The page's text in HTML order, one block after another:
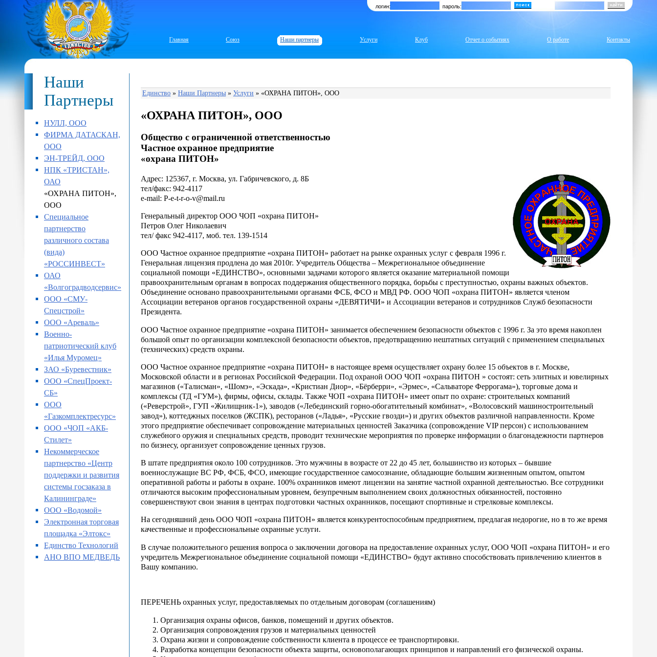
логин: пароль:
Главная Союз Наши партнеры Услуги Клуб Отчет о событиях О работе Контакты
Наши
Партнеры
НУЛЛ, ООО
ФИРМА ДАТАСКАН,
ООО
ЭН-ТРЕЙД, ООО
НПК «ТРИСТАН»,
ОАО
«ОХРАНА ПИТОН»,
ООО
Специальное
партнерство
различного состава
(вида)
«РОССИНВЕСТ»
ОАО
«Волгоградводсервис»
ООО «СМУ-
Спецстрой»
ООО «Ареваль»
Военно-
патриотический клуб
«Илья Муромец»
ЗАО «Буревестник»
ООО «СпецПроект-
СБ»
ООО
«Газкомплектресурс»
ООО «ЧОП «АКБ-
Стилет»
Некоммерческое
партнерство «Центр
поддержки и развития
системы госзаказа в
Калининграде»
ООО «Водомой»
Электронная торговая
площадка «Элтокс»
Единство Технологий
АНО ВПО МЕДВЕДЬ
Единство » Наши Партнеры » Услуги » «ОХРАНА ПИТОН», ООО
«ОХРАНА ПИТОН», ООО
Общество с ограниченной ответственностью
Частное охранное предприятие
«охрана ПИТОН»
Адрес: 125367, г. Москва, ул. Габричевского, д. 8Б
тел/факс: 942-4117
e-mail: P-e-t-r-o-v@mail.ru
Генеральный директор ООО ЧОП «охрана ПИТОН»
Петров Олег Николаевич
тел/ факс 942-4117, моб. тел. 139-1514
ООО Частное охранное предприятие «охрана ПИТОН» работает на рынке охранных услуг с февраля 1996 г.
Генеральная лицензия продлена до мая 2010г. Учредитель Общества – Межрегиональное объединение
социальной помощи «ЕДИНСТВО», основными задачами которого является оказание материальной помощи
правоохранительным органам в вопросах поддержания общественного порядка, борьбы с преступностью, охраны важных объектов.
Объединение основано правоохранительными органами ФСБ, ФСО и МВД РФ. ООО ЧОП «охрана ПИТОН» является членом
Ассоциации ветеранов органов государственной охраны «ДЕВЯТИЧИ» и Ассоциации ветеранов и сотрудников Служб безопасности
Президента.
ООО Частное охранное предприятие «охрана ПИТОН» занимается обеспечением безопасности объектов с 1996 г. За это время накоплен
большой опыт по организации комплексной безопасности объектов, предотвращению нештатных ситуаций с применением специальных
(технических) средств охраны.
ООО Частное охранное предприятие «охрана ПИТОН» в настоящее время осуществляет охрану более 15 объектов в г. Москве,
Московской области и в регионах Российской Федерации. Под охраной ООО ЧОП «охрана ПИТОН » состоят: сеть элитных и ювелирных
магазинов («Талисман», «Шомэ», «Эскада», «Кристиан Диор», «Бёрберри», «Эрмес», «Сальваторе Феррогама»), торговые дома и
комплексы (ТД «ГУМ»), фирмы, офисы, склады. Также ЧОП «охрана ПИТОН» имеет опыт по охране: строительных компаний
(«Реверстрой», ГУП «Жилищник-1»), заводов («Лебединский горно-обогатительный комбинат», «Волосовский машиностроительный
завод»), коттеджных поселков (ЖСПК), ресторанов («Ладья», «Русские гвозди») и других объектов различной направленности. Кроме
этого предприятие обеспечивает сопровождение материальных ценностей Заказчика (сопровождение VIP персон) с использованием
служебного оружия и специальных средств, проводит технические мероприятия по проверке информации о благонадежности партнеров
по бизнесу, организует сопровождение ценных грузов.
В штате предприятия около 100 сотрудников. Это мужчины в возрасте от 22 до 45 лет, большинство из которых – бывшие
военнослужащие ВС РФ, ФСБ, ФСО, имеющие государственное самосознание, обладающие большим жизненным опытом, опытом
оперативной работы и работы в охране. 100% охранников имеют лицензии на занятие частной охранной деятельностью. Все сотрудники
отличаются высоким профессиональным уровнем, безупречным выполнением своих должностных обязанностей, постоянно
совершенствуют свои знания в центрах подготовки частных охранников, посещают спортивные и стрелковые комплексы.
На сегодняшний день ООО ЧОП «охрана ПИТОН» является конкурентоспособным предприятием, предлагая недорогие, но в то же время
качественные и профессиональные охранные услуги.
В случае положительного решения вопроса о заключении договора на предоставление охранных услуг, ООО ЧОП «охрана ПИТОН» и его
учредитель Межрегиональное объединение социальной помощи «ЕДИНСТВО» будут активно способствовать привлечению клиентов в
Вашу компанию.
ПЕРЕЧЕНЬ охранных услуг, предоставляемых по отдельным договорам (соглашениям)
Организация охраны офисов, банков, помещений и других объектов.
Организация сопровождения грузов и материальных ценностей
Охрана жизни и сопровождение собственности клиента в процессе ее транспортировки.
Разработка концепции безопасности объекта защиты, основополагающих принципов и направлений его физической охраны.